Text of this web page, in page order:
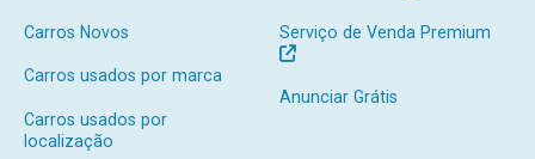
Carros Novos
Carros usados por marca
Carros usados por
localização
Serviço de Venda Premium
Anunciar Grátis